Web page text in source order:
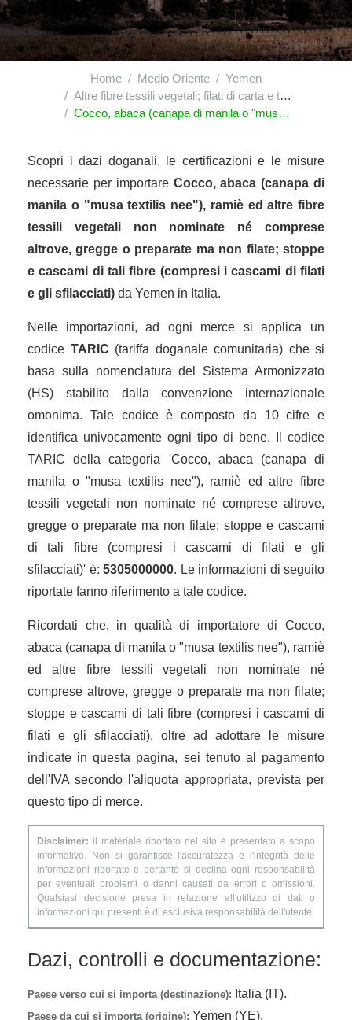
Home Medio Oriente
Yemen
Altre fibre tessili vegetali; filati di carta e tessuti di filati di carta
Cocco, abaca (canapa di manila o "musa textilis nee"), ramiè ed altre fibre tessili vegetali non nominate né comprese altrove, gregge o preparate ma non filate; stoppe e cascami di tali fibre (compresi i cascami di filati e gli sfilacciati)
Scopri i dazi doganali, le certificazioni e le misure
necessarie per importare Cocco, abaca (canapa di
manila o "musa textilis nee"), ramiè ed altre fibre
tessili vegetali non nominate né comprese
altrove, gregge o preparate ma non filate; stoppe
e cascami di tali fibre (compresi i cascami di filati
e gli sfilacciati) da Yemen in Italia.
Nelle importazioni, ad ogni merce si applica un
codice TARIC (tariffa doganale comunitaria) che si
basa sulla nomenclatura del Sistema Armonizzato
(HS) stabilito dalla convenzione internazionale
omonima. Tale codice è composto da 10 cifre e
identifica univocamente ogni tipo di bene. Il codice
TARIC della categoria 'Cocco, abaca (canapa di
manila o "musa textilis nee"), ramiè ed altre fibre
tessili vegetali non nominate né comprese altrove,
gregge o preparate ma non filate; stoppe e cascami
di tali fibre (compresi i cascami di filati e gli
sfilacciati)' è: 5305000000. Le informazioni di seguito
riportate fanno riferimento a tale codice.
Ricordati che, in qualità di importatore di Cocco,
abaca (canapa di manila o "musa textilis nee"), ramiè
ed altre fibre tessili vegetali non nominate né
comprese altrove, gregge o preparate ma non filate;
stoppe e cascami di tali fibre (compresi i cascami di
filati e gli sfilacciati), oltre ad adottare le misure
indicate in questa pagina, sei tenuto al pagamento
dell'IVA secondo l'aliquota appropriata, prevista per
questo tipo di merce.
Disclaimer: il materiale riportato nel sito è presentato a scopo
informativo. Non si garantisce l'accuratezza e l'integrità delle
informazioni riportate e pertanto si declina ogni responsabilità
per eventuali problemi o danni causati da errori o omissioni.
Qualsiasi decisione presa in relazione all'utilizzo di dati o
informazioni qui presenti è di esclusiva responsabilità dell'utente.
Dazi, controlli e documentazione:
Paese verso cui si importa (destinazione): Italia (IT).
Paese da cui si importa (origine): Yemen (YE).